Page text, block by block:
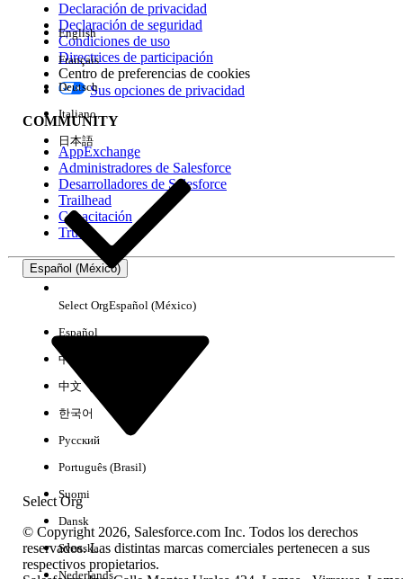
Edición
Experiencia
No hay resultados
Declaración de privacidad
Declaración de seguridad
Condiciones de uso
Directrices de participación
Centro de preferencias de cookies
Sus opciones de privacidad
COMMUNITY
AppExchange
Administradores de Salesforce
Desarrolladores de Salesforce
Trailhead
Capacitación
Trust
Español (México)
Select Org
English
Français
Deutsch
Italiano
日本語
Select OrgEspañol (México)
Español
中文（简体）
中文（繁體）
한국어
Русский
Português (Brasil)
Suomi
Dansk
Svenska
Nederlands
© Copyright 2026, Salesforce.com Inc. Todos los derechos
reservados. Las distintas marcas comerciales pertenecen a sus
respectivos propietarios.